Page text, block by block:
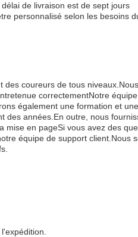
de livraison est de sept jours
personnalisé selon les besoins
des coureurs de tous
correctementNotre
également une formation et une
des années.En outre, nous
mise en pageSi vous avez des
équipe de support client.Nous